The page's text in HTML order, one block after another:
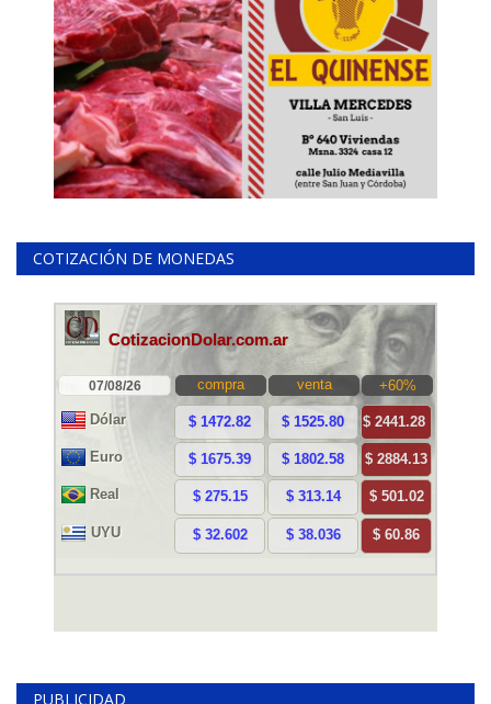
COTIZACIÓN DE MONEDAS
PUBLICIDAD